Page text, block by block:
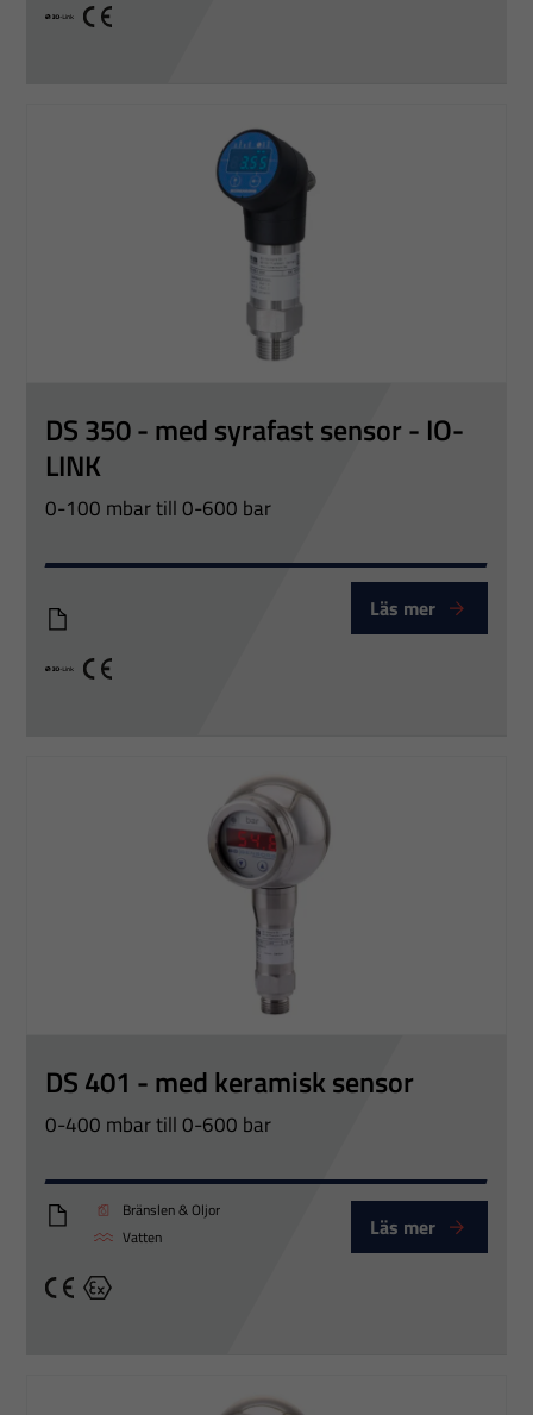
IO link
CE
DS 350 - med syrafast sensor - IO-
LINK
0-100 mbar till 0-600 bar
DS350_Eng
Läs mer
IO link
CE
DS 401 - med keramisk sensor
0-400 mbar till 0-600 bar
DS401
Bränslen & Oljor
Vatten
Läs mer
CE Ex